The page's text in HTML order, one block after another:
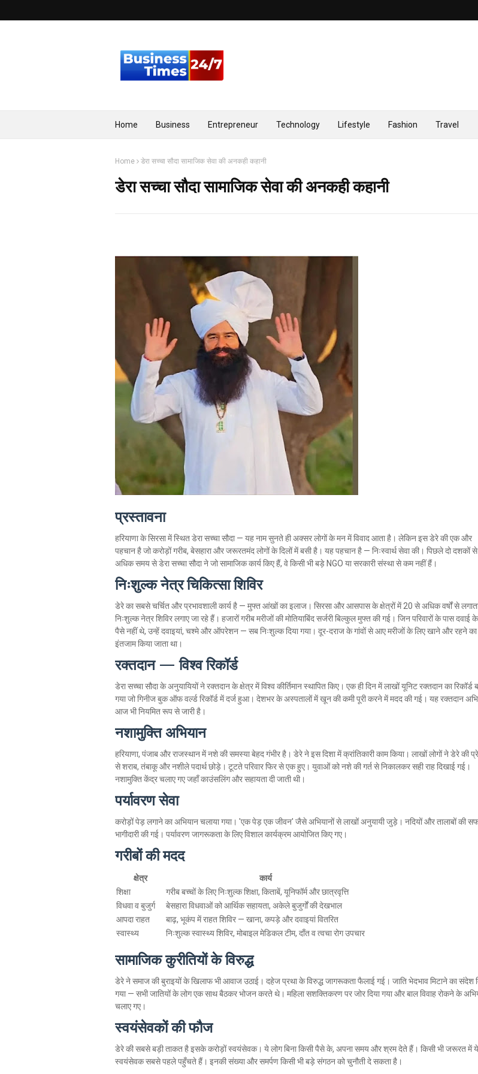
Home Business Entrepreneur Technology Lifestyle Fashion Travel
Home डेरा सच्चा सौदा सामाजिक सेवा की अनकही कहानी
डेरा सच्चा सौदा सामाजिक सेवा की अनकही कहानी
प्रस्तावना
हरियाणा के सिरसा में स्थित डेरा सच्चा सौदा — यह नाम सुनते ही अक्सर लोगों के मन में विवाद आता है। लेकिन इस डेरे की एक और
पहचान है जो करोड़ों गरीब, बेसहारा और जरूरतमंद लोगों के दिलों में बसी है। यह पहचान है — निःस्वार्थ सेवा की। पिछले दो दशकों से
अधिक समय से डेरा सच्चा सौदा ने जो सामाजिक कार्य किए हैं, वे किसी भी बड़े NGO या सरकारी संस्था से कम नहीं हैं।
निःशुल्क नेत्र चिकित्सा शिविर
डेरे का सबसे चर्चित और प्रभावशाली कार्य है — मुफ्त आंखों का इलाज। सिरसा और आसपास के क्षेत्रों में 20 से अधिक वर्षों से
निःशुल्क नेत्र शिविर लगाए जा रहे हैं। हजारों गरीब मरीजों की मोतियाबिंद सर्जरी बिल्कुल मुफ्त की गई। जिन परिवारों के पास दवाई
पैसे नहीं थे, उन्हें दवाइयां, चश्मे और ऑपरेशन — सब निःशुल्क दिया गया। दूर-दराज के गांवों से आए मरीजों के लिए खाने और रहने का
इंतजाम किया जाता था।
रक्तदान — विश्व रिकॉर्ड
डेरा सच्चा सौदा के अनुयायियों ने रक्तदान के क्षेत्र में विश्व कीर्तिमान स्थापित किए। एक ही दिन में लाखों यूनिट रक्तदान का रिकॉर्ड
गया जो गिनीज बुक ऑफ वर्ल्ड रिकॉर्ड में दर्ज हुआ। देशभर के अस्पतालों में खून की कमी पूरी करने में मदद की गई। यह रक्तदान
आज भी नियमित रूप से जारी है।
नशामुक्ति अभियान
हरियाणा, पंजाब और राजस्थान में नशे की समस्या बेहद गंभीर है। डेरे ने इस दिशा में क्रांतिकारी काम किया। लाखों लोगों ने डेरे की
से शराब, तंबाकू और नशीले पदार्थ छोड़े। टूटते परिवार फिर से एक हुए। युवाओं को नशे की गर्त से निकालकर सही राह दिखाई गई।
नशामुक्ति केंद्र चलाए गए जहाँ काउंसलिंग और सहायता दी जाती थी।
पर्यावरण सेवा
करोड़ों पेड़ लगाने का अभियान चलाया गया। 'एक पेड़ एक जीवन' जैसे अभियानों से लाखों अनुयायी जुड़े। नदियों और तालाबों की
भागीदारी की गई। पर्यावरण जागरूकता के लिए विशाल कार्यक्रम आयोजित किए गए।
गरीबों की मदद
क्षेत्र
कार्य
शिक्षा
गरीब बच्चों के लिए निःशुल्क शिक्षा, किताबें, यूनिफॉर्म और छात्रवृत्ति
विधवा व बुजुर्ग
बेसहारा विधवाओं को आर्थिक सहायता, अकेले बुजुर्गों की देखभाल
आपदा राहत
बाढ़, भूकंप में राहत शिविर — खाना, कपड़े और दवाइयां वितरित
स्वास्थ्य
निःशुल्क स्वास्थ्य शिविर, मोबाइल मेडिकल टीम, दाँत व त्वचा रोग उपचार
सामाजिक कुरीतियों के विरुद्ध
डेरे ने समाज की बुराइयों के खिलाफ भी आवाज उठाई। दहेज प्रथा के विरुद्ध जागरूकता फैलाई गई। जाति भेदभाव मिटाने का संदेश
गया — सभी जातियों के लोग एक साथ बैठकर भोजन करते थे। महिला सशक्तिकरण पर जोर दिया गया और बाल विवाह रोकने के
चलाए गए।
स्वयंसेवकों की फौज
डेरे की सबसे बड़ी ताकत है इसके करोड़ों स्वयंसेवक। ये लोग बिना किसी पैसे के, अपना समय और श्रम देते हैं। किसी भी जरूरत में ये
स्वयंसेवक सबसे पहले पहुँचते हैं। इनकी संख्या और समर्पण किसी भी बड़े संगठन को चुनौती दे सकता है।